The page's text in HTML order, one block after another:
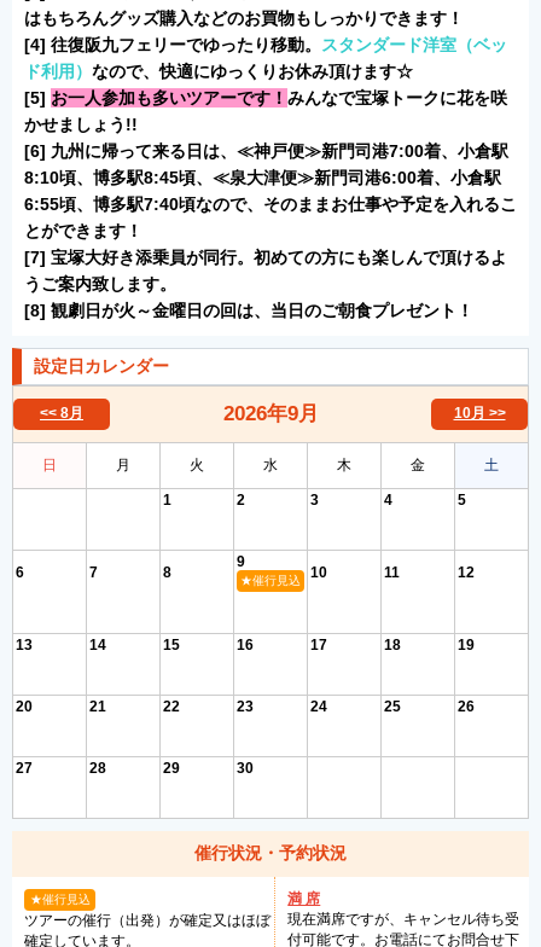
はもちろんグッズ購入などのお買物もしっかりできます！
[4] 往復阪九フェリーでゆったり移動。
スタンダード洋室（ベッ
ド利用） なので、快適にゆっくりお休み頂けます☆
[5] お一人参加も多いツアーです！ みんなで宝塚トークに花を咲
かせましょう!!
[6] 九州に帰って来る日は、≪神戸便≫新門司港7:00着、小倉駅
8:10頃、博多駅8:45頃、≪泉大津便≫新門司港6:00着、小倉駅
6:55頃、博多駅7:40頃なので、そのままお仕事や予定を入れるこ
とができます！
[7] 宝塚大好き添乗員が同行。初めての方にも楽しんで頂けるよ
うご案内致します。
[8] 観劇日が火～金曜日の回は、当日のご朝食プレゼント！
設定日カレンダー
<< 8月 2026年9月 10月 >>
日 月 火 水 木 金 土
1 2 3 4 5
6 7 8
9
★催行見込 10 11 12
13 14 15 16 17 18 19
20 21 22 23 24 25 26
27 28 29 30
催行状況・予約状況
★催行見込
ツアーの催行（出発）が確定又はほぼ
確定しています。
満 席
現在満席ですが、キャンセル待ち受
付可能です。お電話にてお問合せ下